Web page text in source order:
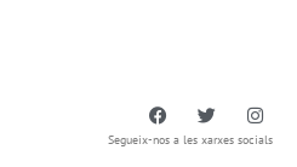
Segueix-nos a les xarxes socials